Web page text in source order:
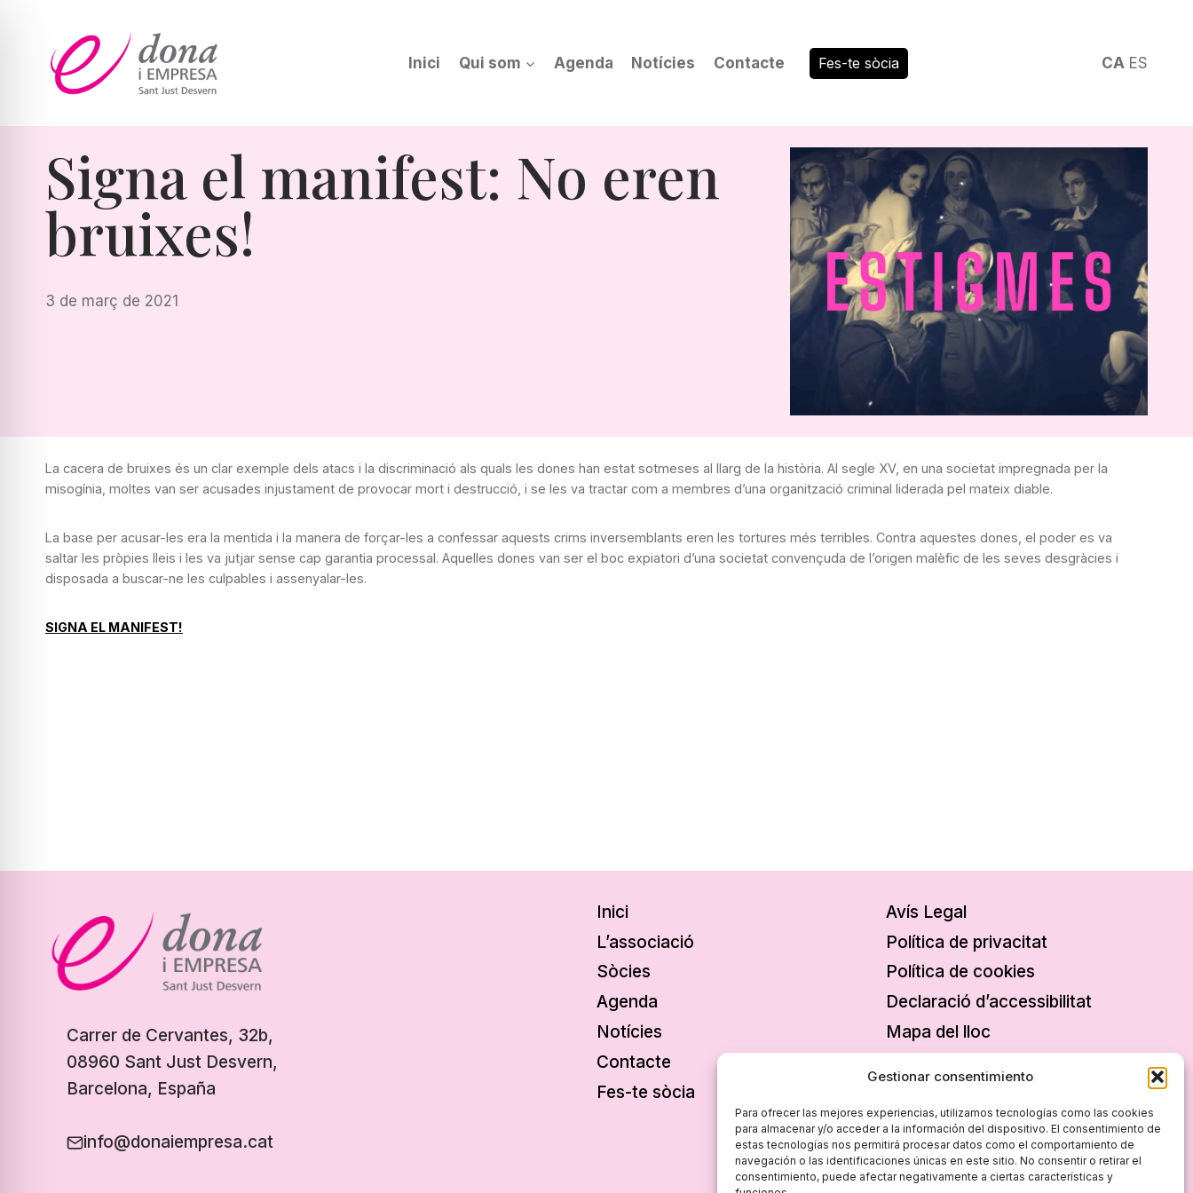
Gestionar consentimiento
Para ofrecer las mejores experiencias, utilizamos tecnologías como las cookies
para almacenar y/o acceder a la información del dispositivo. El consentimiento de
estas tecnologías nos permitirá procesar datos como el comportamiento de
navegación o las identificaciones únicas en este sitio. No consentir o retirar el
consentimiento, puede afectar negativamente a ciertas características y
contingut
Inici Qui som Agenda Notícies Contacte Fes-te sòcia CA ES
Signa el manifest: No eren
bruixes!
3 de març de 2021
La cacera de bruixes és un clar exemple dels atacs i la discriminació als quals les dones han estat sotmeses al llarg de la història. Al segle XV, en una societat impregnada per la
misogínia, moltes van ser acusades injustament de provocar mort i destrucció, i se les va tractar com a membres d’una organització criminal liderada pel mateix diable.
La base per acusar-les era la mentida i la manera de forçar-les a confessar aquests crims inversemblants eren les tortures més terribles. Contra aquestes dones, el poder es va
saltar les pròpies lleis i les va jutjar sense cap garantia processal. Aquelles dones van ser el boc expiatori d’una societat convençuda de l’origen malèfic de les seves desgràcies i
disposada a buscar-ne les culpables i assenyalar-les.
SIGNA EL MANIFEST!
Carrer de Cervantes, 32b,
08960 Sant Just Desvern,
Barcelona, España
info@donaiempresa.cat
Inici
L’associació
Sòcies
Agenda
Notícies
Contacte
Fes-te sòcia
Avís Legal
Política de privacitat
Política de cookies
Declaració d’accessibilitat
Mapa del lloc